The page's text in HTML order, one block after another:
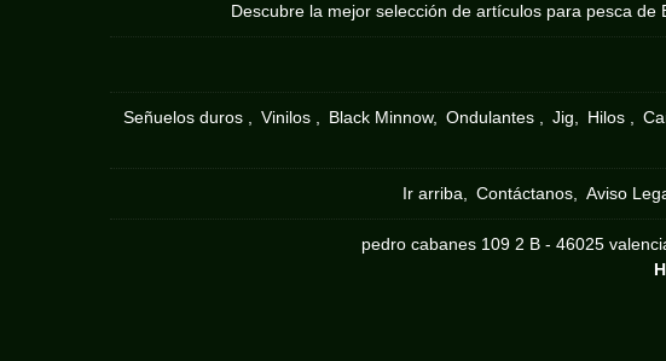
Descubre la mejor selección de artículos para pesca
Señuelos duros Vinilos Black Minnow Ondulantes Jig Hilos
Ir arriba Contáctanos Aviso
pedro cabanes 109 2 B - 46025